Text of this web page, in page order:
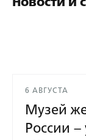
Новости и
6 АВГУСТА
Музей
России –